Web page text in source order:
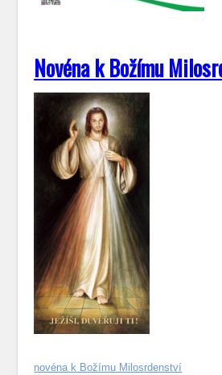
Novéna k Božímu
novéna k Božímu Milosrdenství